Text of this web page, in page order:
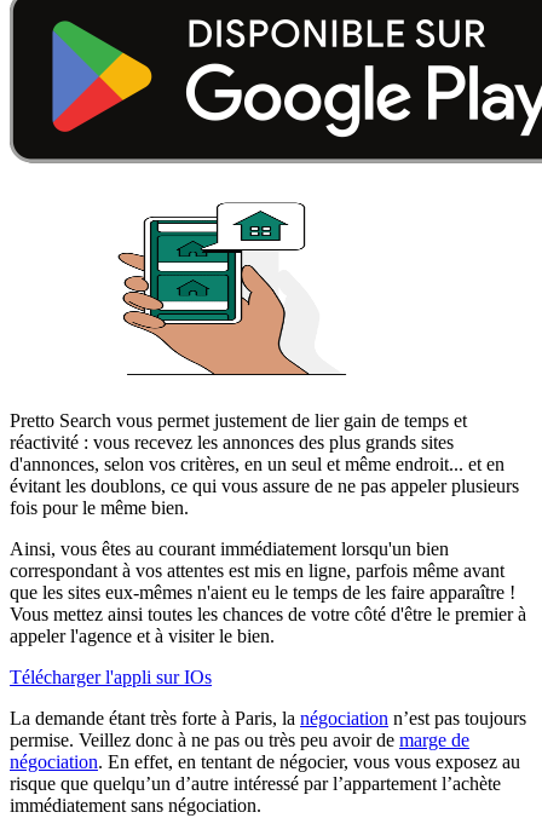
Pretto Search vous permet justement de lier gain de temps et
réactivité : vous recevez les annonces des plus grands sites
d'annonces, selon vos critères, en un seul et même endroit... et en
évitant les doublons, ce qui vous assure de ne pas appeler plusieurs
fois pour le même bien.
Ainsi, vous êtes au courant immédiatement lorsqu'un bien
correspondant à vos attentes est mis en ligne, parfois même avant
que les sites eux-mêmes n'aient eu le temps de les faire apparaître !
Vous mettez ainsi toutes les chances de votre côté d'être le premier à
appeler l'agence et à visiter le bien.
Télécharger l'appli sur IOs
La demande étant très forte à Paris, la négociation n’est pas toujours
permise. Veillez donc à ne pas ou très peu avoir de marge de
négociation. En effet, en tentant de négocier, vous vous exposez au
risque que quelqu’un d’autre intéressé par l’appartement l’achète
immédiatement sans négociation.